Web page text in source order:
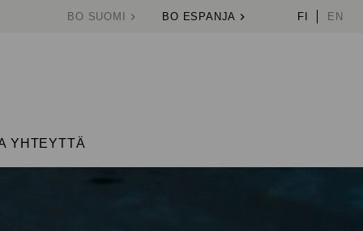
BO SUOMI BO ESPANJA FI EN
YHTEYTTÄ